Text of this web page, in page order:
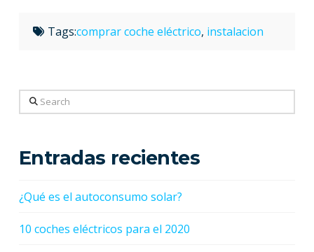
Tags:comprar coche eléctrico, instalacion
Search
Entradas recientes
¿Qué es el autoconsumo solar?
10 coches eléctricos para el 2020